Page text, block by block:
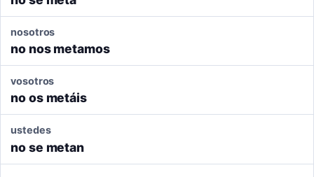
nosotros
no nos metamos
vosotros
no os metáis
ustedes
no se metan